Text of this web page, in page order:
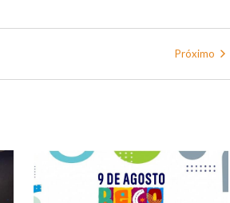
Próximo